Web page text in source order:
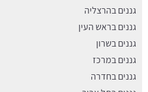
גננים בהרצליה
גננים בראש העין
גננים בשרון
גננים במרכז
גננים בחדרה